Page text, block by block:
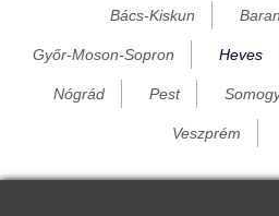
Füzesabony
Bács-Kiskun
Győr-Moson-Sopron Heves
Nógrád Pest
Veszprém